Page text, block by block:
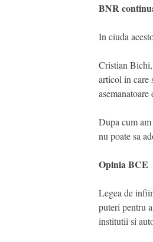
BNR
In ciuda
Cristian
articol in care
Dupa cum am
nu poate sa
Opinia BCE
Legea de
puteri pentru
institutii si